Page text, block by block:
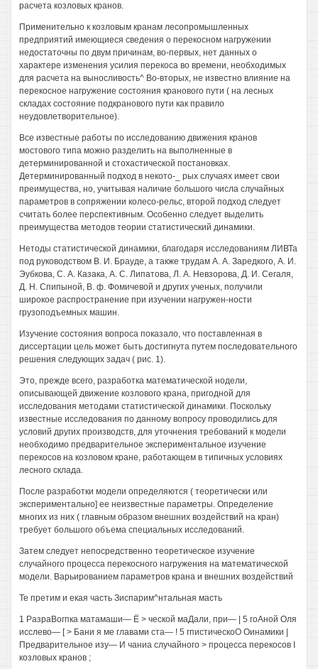
расчета козловых кранов.
Применительно к козловым кранам лесопромышленных
предприятий имеющиеся сведения о перекосном нагружении
недостаточны по двум причинам, во-первых, нет данных о
характере изменения усилия перекоса во времени, необходимых
для расчета на выносливость^ Во-вторых, не известно влияние на
перекосное нагружение состояния кранового пути ( на лесных
складах состояние подкранового пути как правило
неудовлетворительное).
Все известные работы по исследованию движения кранов
мостового типа можно разделить на выполненные в
детерминированной и стохастической постановках.
Детерминированный подход в некото-_ рых случаях имеет свои
преимущества, но, учитывая наличие большого числа случайных
параметров в сопряжении колесо-рельс, второй подход следует
считать более перспективным. Особенно следует выделить
преимущества методов теории статистический динамики.
Нетоды статистической динамики, благодаря исследованиям ЛИВТа
под руководством В. И. Брауде, а также трудам А. А. Заредкого, А. И.
Эубкова, С. А. Казака, А. С. Липатова, Л. А. Невзорова, Д. И. Сегаля,
Д. Н. Спипыной, В. ф. Фомичевой и других ученых, получили
широкое распространение при изучении нагружен-ности
грузоподъемных машин.
Изучение состояния вопроса показало, что поставленная в
диссертации цель может быть достигнута путем последовательного
решения следующих задач ( рис. 1).
Это, прежде всего, разработка математической нодели,
описывающей движение козлового крана, пригодной для
исследования методами статистической динамики. Поскольку
известные исследования по данному вопросу проводились для
условий других производств, для уточнения требований к модели
необходимо предварительное экспериментальное изучение
перекосов на козловом кране, работающем в типичных условиях
лесного склада.
После разработки модели определяются ( теоретически или
экспериментально] ее неизвестные параметры. Определение
многих из них ( главным образом внешних воздействий на кран)
требует большого объема специальных исследований.
Затем следует непосредственно теоретическое изучение
случайного процесса перекосного нагружения на математической
модели. Варьированием параметров крана и внешних воздействий
Те претим и екая часть Зиспарим^нтальная масть
1 РазраВогпка матамаши— Ё > ческой маДали, при— | 5 гоАной Оля
исслево— [ > Бани я ме главами ста— ! 5 гпистическоО Оинамики |
Предварительное изу— И чаниа случайного > процесса перекосов I
козловых кранов ;